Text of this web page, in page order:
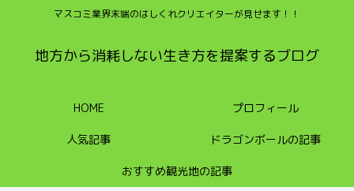
マスコミ業界末端のはしくれクリエイターが見せます！！
地方から消耗しない生き方を提案するブログ
HOME プロフィール
人気記事 ドラゴンボールの記事
おすすめ観光地の記事